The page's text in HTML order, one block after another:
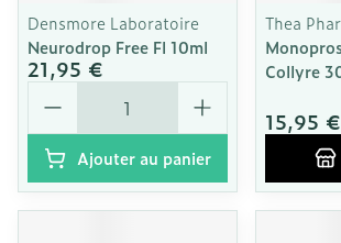
Densmore Laboratoire
Neurodrop Free Fl 10ml
21,95 €
Quantité
Ajouter au panier
Thea
Collyre
15,95 €